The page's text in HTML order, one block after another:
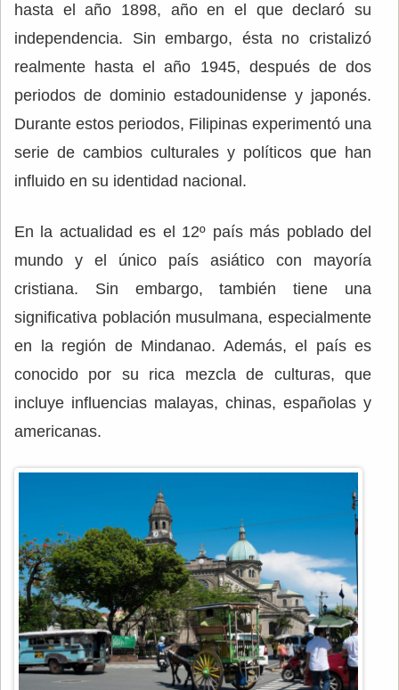
hasta el año 1898, año en el que declaró su
independencia. Sin embargo, ésta no cristalizó
realmente hasta el año 1945, después de dos
periodos de dominio estadounidense y japonés.
Durante estos periodos, Filipinas experimentó una
serie de cambios culturales y políticos que han
influido en su identidad nacional.
En la actualidad es el 12º país más poblado del
mundo y el único país asiático con mayoría
cristiana. Sin embargo, también tiene una
significativa población musulmana, especialmente
en la región de Mindanao. Además, el país es
conocido por su rica mezcla de culturas, que
incluye influencias malayas, chinas, españolas y
americanas.